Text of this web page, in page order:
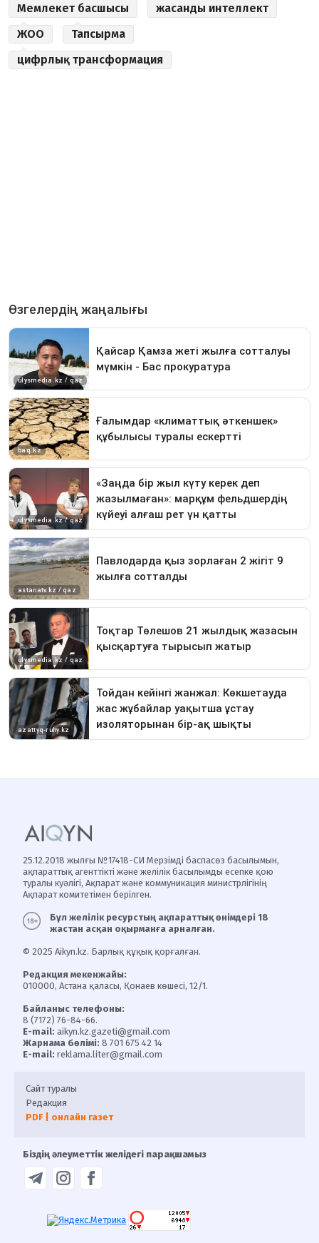
Мемлекет басшысы
жасанды интеллект
ЖОО
Тапсырма
цифрлық трансформация
25.12.2018 жылғы №17418-СИ Мерзімді баспасөз басылымын,
ақпараттық агенттікті және желілік басылымды есепке қою
туралы куәлігі, Ақпарат және коммуникация министрлігінің
Ақпарат комитетімен берілген.
Бұл желілік ресурстың ақпараттық өнімдері 18
жастан асқан оқырманға арналған.
© 2025 Aikyn.kz. Барлық құқық қорғалған.
Редакция мекенжайы:
010000, Астана қаласы, Қонаев көшесі, 12/1.
Байланыс телефоны:
8 (7172) 76-84-66.
E-mail: aikyn.kz.gazeti@gmail.com
Жарнама бөлімі: 8 701 675 42 14
E-mail: reklama.liter@gmail.com
Сайт туралы
Редакция
PDF | онлайн газет
Біздің әлеуметтік желідегі парақшамыз